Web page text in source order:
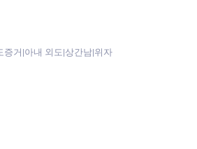
거|아내 외도|상간남|위자